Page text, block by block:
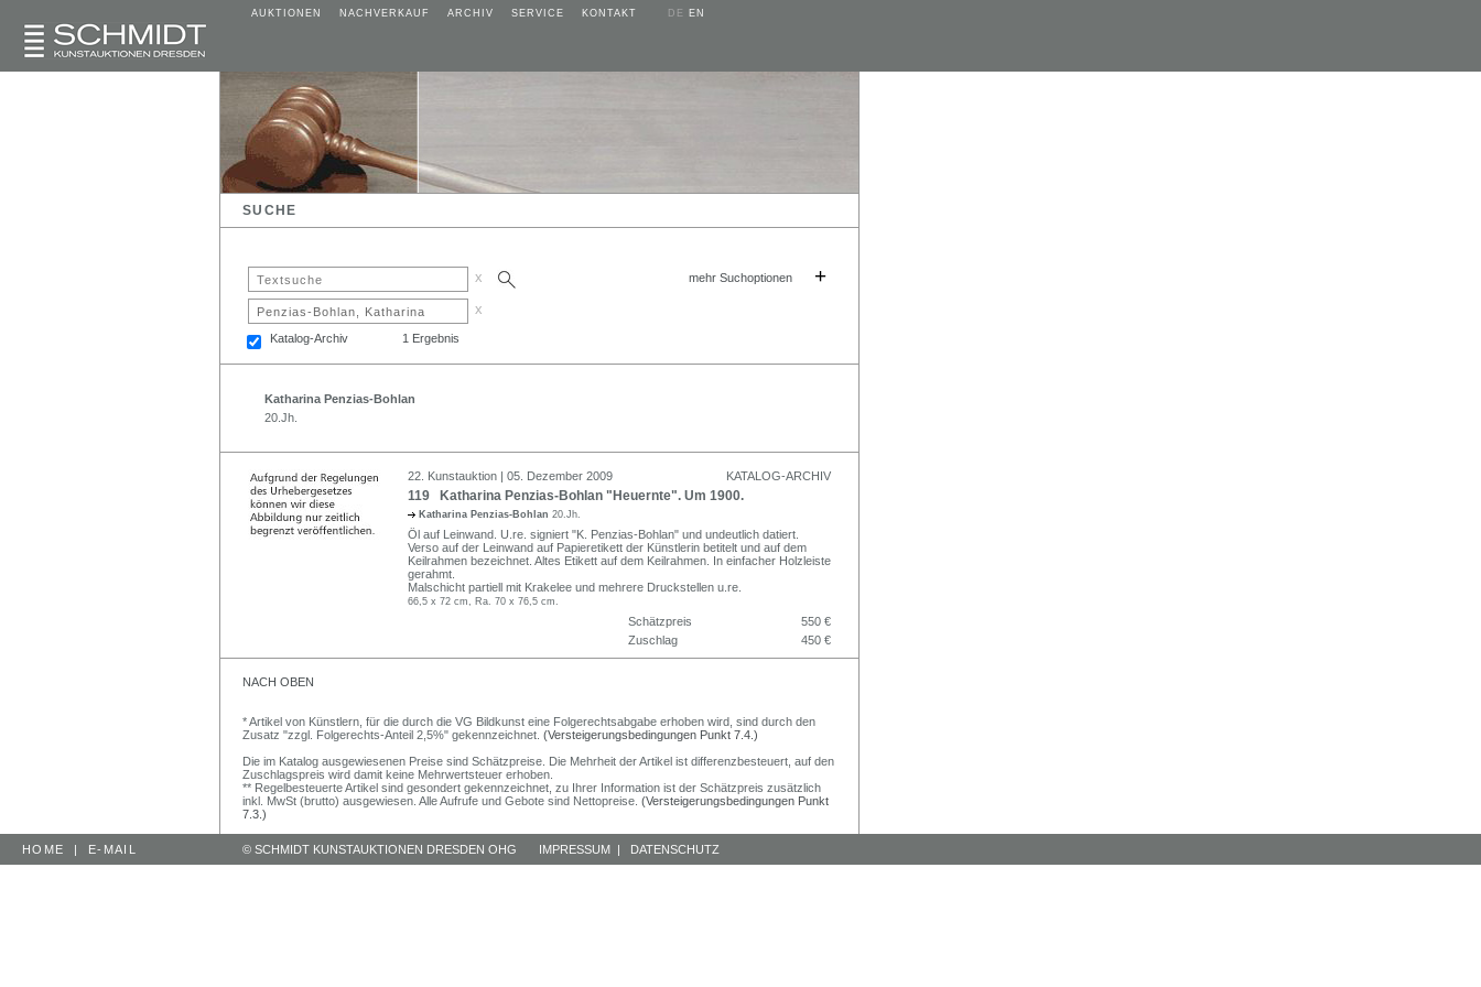
AUKTIONEN NACHVERKAUF ARCHIV SERVICE KONTAKT DE EN
SUCHE
x mehr Suchoptionen +
x
Katalog-Archiv 1 Ergebnis
Katharina Penzias-Bohlan
20.Jh.
22. Kunstauktion | 05. Dezember 2009 KATALOG-ARCHIV
119 Katharina Penzias-Bohlan "Heuernte". Um 1900.
Katharina Penzias-Bohlan 20.Jh.
Öl auf Leinwand. U.re. signiert "K. Penzias-Bohlan" und undeutlich datiert.
Verso auf der Leinwand auf Papieretikett der Künstlerin betitelt und auf dem
Keilrahmen bezeichnet. Altes Etikett auf dem Keilrahmen. In einfacher Holzleiste
gerahmt.
Malschicht partiell mit Krakelee und mehrere Druckstellen u.re.
66,5 x 72 cm, Ra. 70 x 76,5 cm.
Schätzpreis
550 €
Zuschlag
450 €
NACH OBEN
* Artikel von Künstlern, für die durch die VG Bildkunst eine Folgerechtsabgabe erhoben wird, sind durch den
Zusatz "zzgl. Folgerechts-Anteil 2,5%" gekennzeichnet. (Versteigerungsbedingungen Punkt 7.4.)
Die im Katalog ausgewiesenen Preise sind Schätzpreise. Die Mehrheit der Artikel ist differenzbesteuert, auf den
Zuschlagspreis wird damit keine Mehrwertsteuer erhoben.
** Regelbesteuerte Artikel sind gesondert gekennzeichnet, zu Ihrer Information ist der Schätzpreis zusätzlich
inkl. MwSt (brutto) ausgewiesen. Alle Aufrufe und Gebote sind Nettopreise. (Versteigerungsbedingungen Punkt
7.3.)
HOME | E-MAIL © SCHMIDT KUNSTAUKTIONEN DRESDEN OHG IMPRESSUM | DATENSCHUTZ